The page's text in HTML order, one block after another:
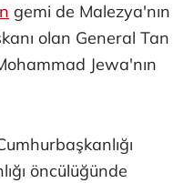
gemi de Malezya'nın
olan General Tan
Jewa'nın
öncülüğünde